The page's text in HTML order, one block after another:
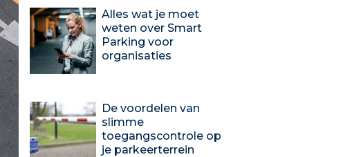
Alles wat je moet
weten over Smart
Parking voor
organisaties
De voordelen van
slimme
toegangscontrole op
je parkeerterrein